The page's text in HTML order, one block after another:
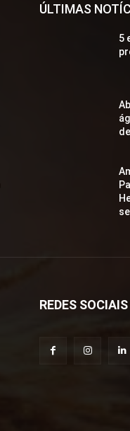
ÚLTIMAS
5
REDES SOCIAIS